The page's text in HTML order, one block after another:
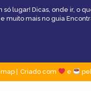
lugar! Dicas, onde ir, o
muito mais no guia
Criado com e